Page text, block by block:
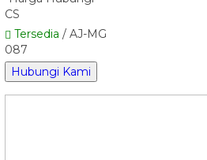
CS
Tersedia / AJ-MG
087
Hubungi Kami